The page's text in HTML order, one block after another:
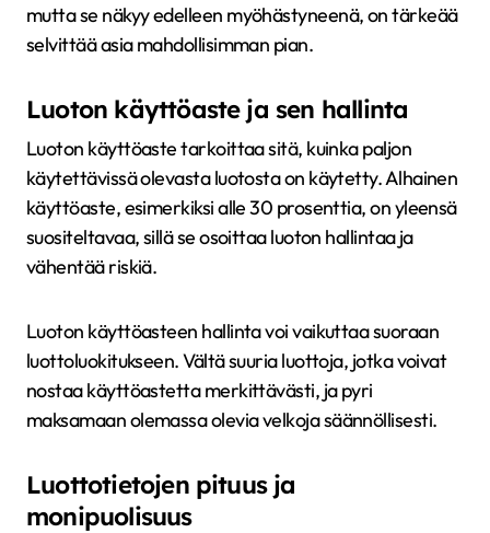
mutta se näkyy edelleen myöhästyneenä, on tärkeää
selvittää asia mahdollisimman pian.
Luoton käyttöaste ja sen hallinta
Luoton käyttöaste tarkoittaa sitä, kuinka paljon
käytettävissä olevasta luotosta on käytetty. Alhainen
käyttöaste, esimerkiksi alle 30 prosenttia, on yleensä
suositeltavaa, sillä se osoittaa luoton hallintaa ja
vähentää riskiä.
Luoton käyttöasteen hallinta voi vaikuttaa suoraan
luottoluokitukseen. Vältä suuria luottoja, jotka voivat
nostaa käyttöastetta merkittävästi, ja pyri
maksamaan olemassa olevia velkoja säännöllisesti.
Luottotietojen pituus ja
monipuolisuus